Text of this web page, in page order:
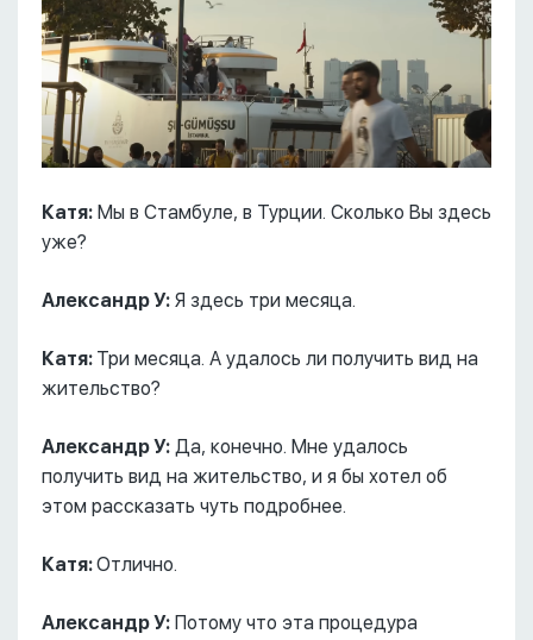
Катя: Мы в Стамбуле, в Турции. Сколько Вы здесь
уже?
Александр У: Я здесь три месяца.
Катя: Три месяца. А удалось ли получить вид на
жительство?
Александр У: Да, конечно. Мне удалось
получить вид на жительство, и я бы хотел об
этом рассказать чуть подробнее.
Катя:Отлично.
Александр У: Потому что эта процедура